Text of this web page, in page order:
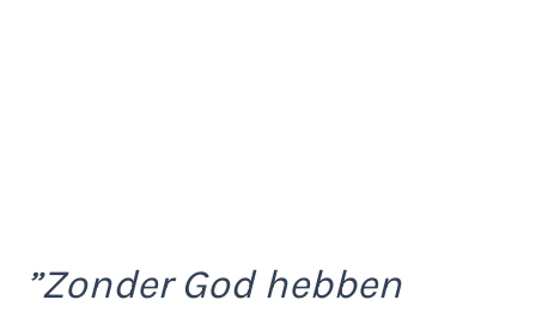
”Zonder God hebben